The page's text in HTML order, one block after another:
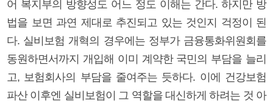
어 복지부의 방향성도 어느 정도 이해는 간다. 하지만 방
법을 보면 과연 제대로 추진되고 있는 것인지 걱정이 된
다. 실비보험 개혁의 경우에는 정부가 금융통화위원회를
동원하면서까지 개입해 이미 계약한 국민의 부담을 늘리
고, 보험회사의 부담을 줄여주는 듯하다. 이에 건강보험
파산 이후엔 실비보험이 그 역할을 대신하게 하려는 것 아